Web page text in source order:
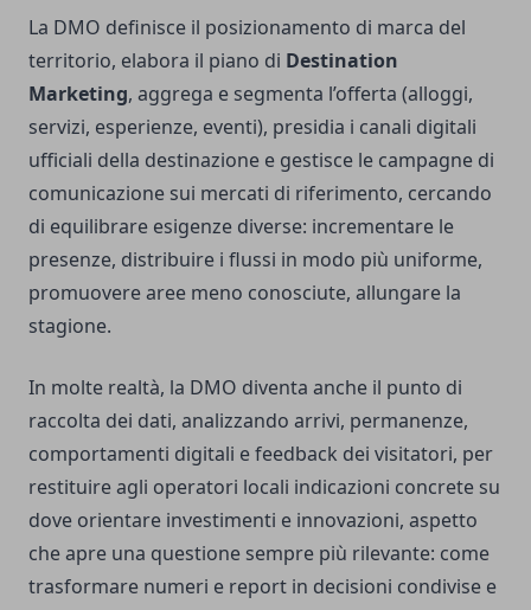
La DMO definisce il posizionamento di marca del
territorio, elabora il piano di Destination
Marketing, aggrega e segmenta l’offerta (alloggi,
servizi, esperienze, eventi), presidia i canali digitali
ufficiali della destinazione e gestisce le campagne di
comunicazione sui mercati di riferimento, cercando
di equilibrare esigenze diverse: incrementare le
presenze, distribuire i flussi in modo più uniforme,
promuovere aree meno conosciute, allungare la
stagione.
In molte realtà, la DMO diventa anche il punto di
raccolta dei dati, analizzando arrivi, permanenze,
comportamenti digitali e feedback dei visitatori, per
restituire agli operatori locali indicazioni concrete su
dove orientare investimenti e innovazioni, aspetto
che apre una questione sempre più rilevante: come
trasformare numeri e report in decisioni condivise e